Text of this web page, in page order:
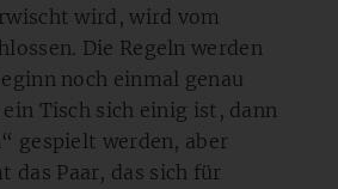
wird, wird vom
Die Regeln werden
noch einmal genau
Tisch sich einig ist, dann
gespielt werden, aber
das Paar, das sich für